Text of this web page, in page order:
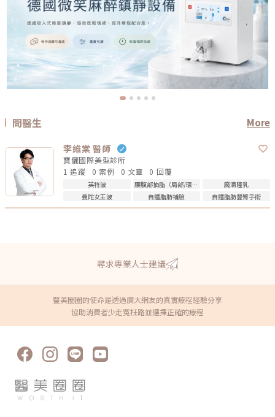
問醫生 More
李維棠 醫師
寶儷國際美型診所
1 追蹤
0 案例 0 文章 0 回覆
英特波 腰腹部抽脂（局部/環抽）
魔滴隆乳
曼陀女王波
自體脂肪補臉 自體脂肪豐臀手術
尋求專業人士建議
醫美圈圈的使命是透過廣大網友的真實療程經驗分享
協助消費者少走冤枉路並選擇正確的療程